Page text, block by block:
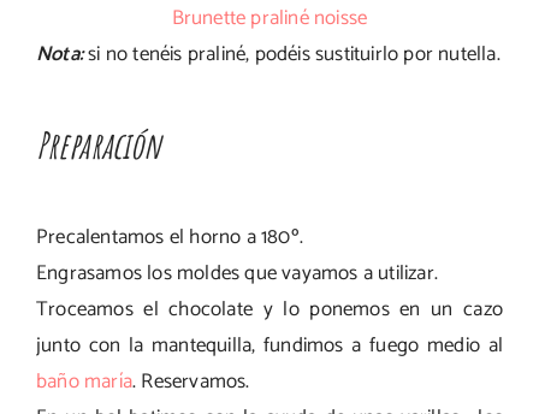
Brunette praliné noisse
Nota:si no tenéis praliné, podéis sustituirlo por nutella.
Preparación
Precalentamos el horno a 180º.
Engrasamos los moldes que vayamos a utilizar.
Troceamos el chocolate y lo ponemos en un cazo
junto con la mantequilla, fundimos a fuego medio al
baño maría. Reservamos.